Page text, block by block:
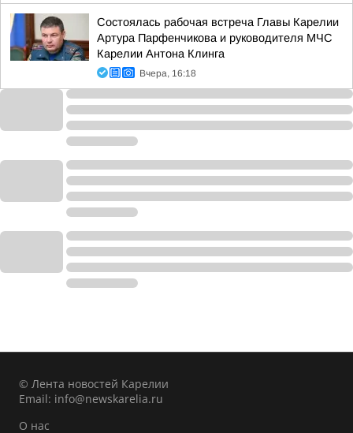
Состоялась рабочая встреча Главы Карелии
Артура Парфенчикова и руководителя МЧС
Карелии Антона Клинга
Вчера, 16:18
© Лента новостей Карелии
Email: info@newskarelia.ru
О нас